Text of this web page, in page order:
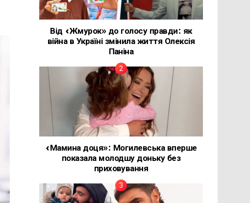
Від «Жмурок» до голосу правди: як
війна в Україні змінила життя Олексія
Паніна
«Мамина доця»: Могилевська вперше
показала молодшу доньку без
приховування